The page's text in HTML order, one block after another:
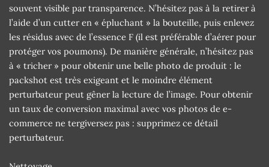
souvent visible par transparence. N’hésitez pas à la retirer à
l’aide d’un cutter en « épluchant » la bouteille, puis enlevez
les résidus avec de l’essence F (il est préférable d’aérer pour
protéger vos poumons). De manière générale, n’hésitez pas
à « tricher » pour obtenir une belle photo de produit : le
packshot est très exigeant et le moindre élément
perturbateur peut gêner la lecture de l’image. Pour obtenir
un taux de conversion maximal avec vos photos de e-
commerce ne tergiversez pas : supprimez ce détail
perturbateur.